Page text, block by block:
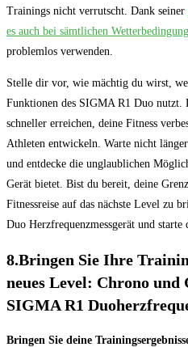
Trainings nicht verrutscht. Dank seiner
es auch bei sämtlichen
problemlos verwenden.
Stelle dir vor, wie mächtig du wirst,
Funktionen des SIGMA R1 Duo nutzt.
schneller erreichen, deine Fitness
Athleten entwickeln. Warte nicht
und entdecke die unglaublichen
Gerät bietet. Bist du bereit, deine
Fitnessreise auf das nächste Level zu
Duo Herzfrequenzmessgerät und starte
8.Bringen Sie Ihre
neues Level: Chrono und
SIGMA R1
Bringen Sie deine